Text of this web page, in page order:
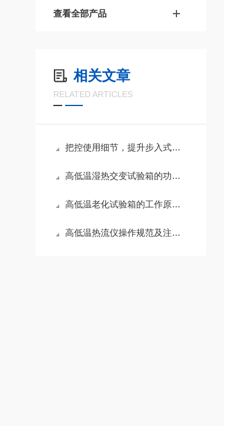
查看全部产品
相关文章
RELATED ARTICLES
把控使用细节，提升步入式高低温试验箱测试精度
高低温湿热交变试验箱的功能应用与养护技巧
高低温老化试验箱的工作原理与性能解析
高低温热流仪操作规范及注意事项